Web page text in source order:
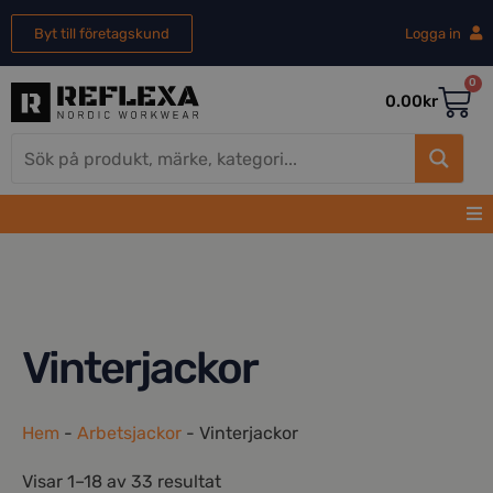
Byt till företagskund Logga in
0.00kr
0
Vinterjackor
Hem - Arbetsjackor - Vinterjackor
Visar 1–18 av 33 resultat